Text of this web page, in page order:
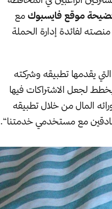
موقع فايسبوك مع
لفائدة إدارة الحملة
يقدمها تطبيقه وشركته
لجعل الاشتراكات فيها
المال من خلال تطبيقه
مع مستخدمي خدمتنا“.